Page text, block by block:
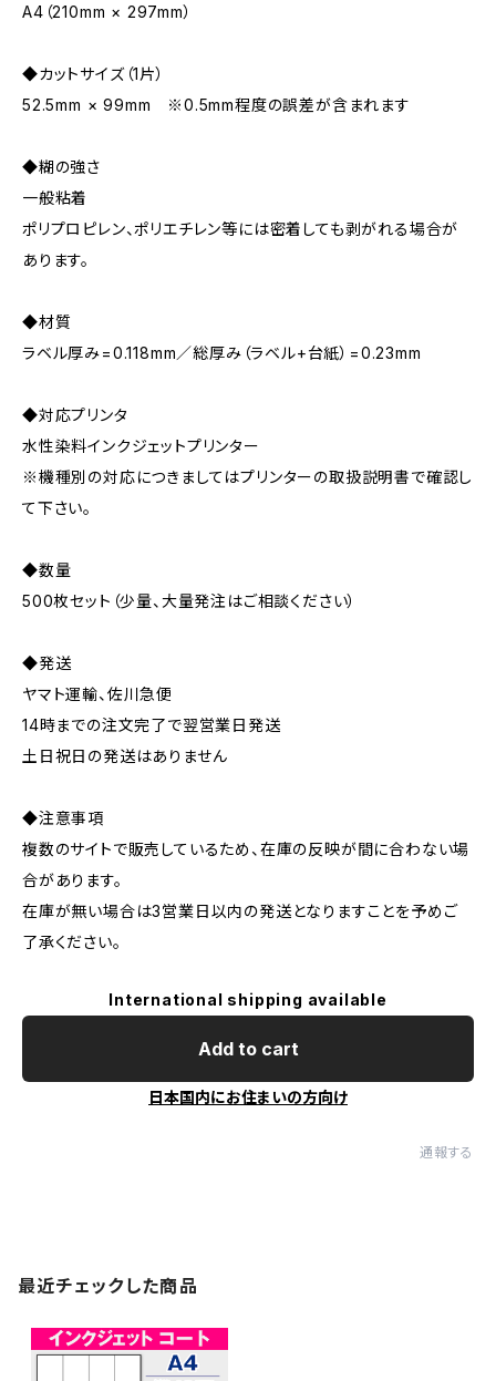
A4（210mm × 297mm）
◆カットサイズ（1片）
52.5mm × 99mm ※0.5mm程度の誤差が含まれます
◆糊の強さ
一般粘着
ポリプロピレン、ポリエチレン等には密着しても剥がれる場合が
あります。
◆材質
ラベル厚み=0.118mm／総厚み（ラベル+台紙）=0.23mm
◆対応プリンタ
水性染料インクジェットプリンター
※機種別の対応につきましてはプリンターの取扱説明書で確認し
て下さい。
◆数量
500枚セット（少量、大量発注はご相談ください）
◆発送
ヤマト運輸、佐川急便
14時までの注文完了で翌営業日発送
土日祝日の発送はありません
◆注意事項
複数のサイトで販売しているため、在庫の反映が間に合わない場
合があります。
在庫が無い場合は3営業日以内の発送となりますことを予めご
了承ください。
International shipping available
Add to cart
日本国内にお住まいの方向け
通報する
最近チェックした商品